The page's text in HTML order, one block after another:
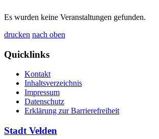
Es wurden keine Veranstaltungen gefunden.
drucken nach oben
Quicklinks
Kontakt
Inhaltsverzeichnis
Impressum
Datenschutz
Erklärung zur Barrierefreiheit
Stadt Velden